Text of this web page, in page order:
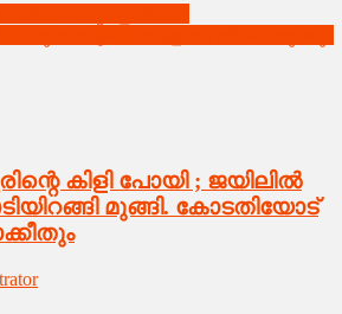
കിളി പോയി ; ജയിലിൽ
മുങ്ങി. കോടതിയോട്